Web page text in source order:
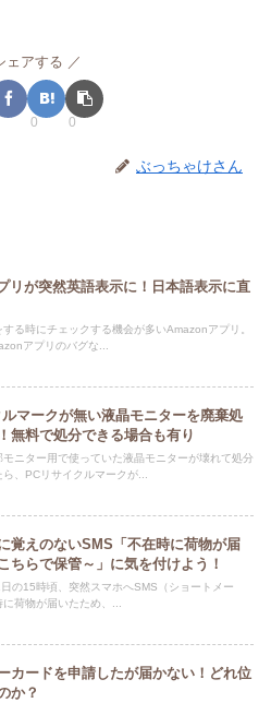
ェアする
0 0
ぶっちゃけさん
リが突然英語表示に！日本語表示に直
る時にチェックする機会が多いAmazonアプリ。
アプリのバグな...
マークが無い液晶モニターを廃棄処
無料で処分できる場合も有り
ニター用で使っていた液晶モニターが壊れて処分
ら、PCリサイクルマークが...
覚えのないSMS「不在時に荷物が届
ちらで保管～」に気を付けよう！
の15時頃、突然スマホへSMS（ショートメー
に荷物が届いたため、...
カードを申請したが届かない！どれ位
か？